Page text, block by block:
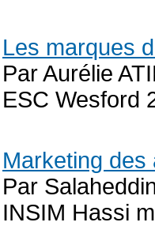
Les marques
Par Aurélie
ESC Wesford
Marketing des
Par
INSIM Hassi